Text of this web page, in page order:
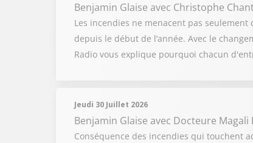
Benjamin Glaise avec Christophe
Les incendies ne menacent pas
depuis le début de l’année. Avec le
Radio vous explique pourquoi chacun
Jeudi 30 Juillet 2026
Benjamin Glaise avec Docteure Magali
Conséquence des incendies qui touchent